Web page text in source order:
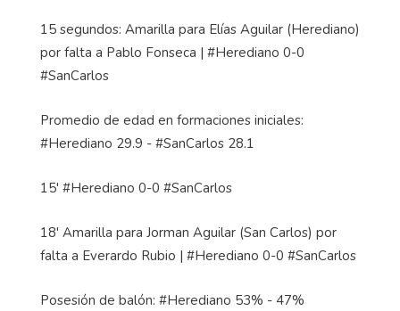
15 segundos: Amarilla para Elías Aguilar (Herediano)
por falta a Pablo Fonseca | #Herediano 0-0
#SanCarlos
Promedio de edad en formaciones iniciales:
#Herediano 29.9 - #SanCarlos 28.1
15' #Herediano 0-0 #SanCarlos
18' Amarilla para Jorman Aguilar (San Carlos) por
falta a Everardo Rubio | #Herediano 0-0 #SanCarlos
Posesión de balón: #Herediano 53% - 47%